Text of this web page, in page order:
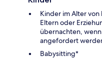
Kinder im Alter von
Eltern oder
übernachten,
angefordert
Babysitting*